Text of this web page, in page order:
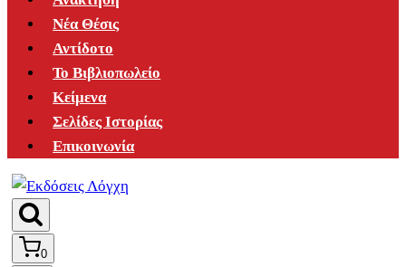
Νέα Θέσις
Αντίδοτο
Το Βιβλιοπωλείο
Κείμενα
Σελίδες Ιστορίας
Επικοινωνία
0